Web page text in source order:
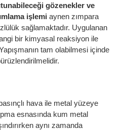
gözenekler ve
işlemi aynen zımpara
sağlamaktadır. Uygulanan
bir kimyasal reaksiyon ile
tam olabilmesi içinde
hava ile metal yüzeye
esnasında kum metal
aynı zamanda